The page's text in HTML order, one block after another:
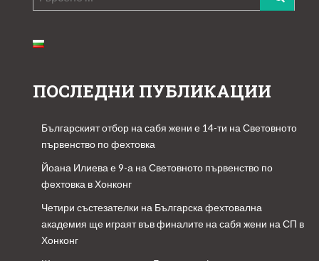
за:
ПОСЛЕДНИ ПУБЛИКАЦИИ
Българският отбор на сабя жени е 14-ти на Световното
първенство по фехтовка
Йоана Илиева е 9-а на Световното първенство по
фехтовка в Хонконг
Четири състезателки на Българска фехтовална
академия ще играят във финалите на сабя жени на СП в
Хонконг